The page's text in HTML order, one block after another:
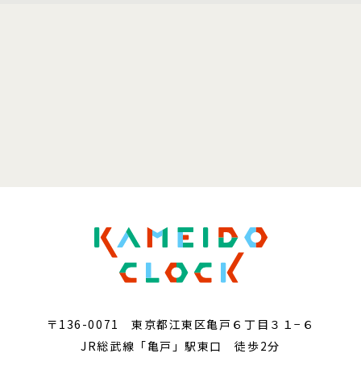
〒136-0071 東京都江東区亀戸６丁目３１−６
JR総武線「亀戸」駅東口 徒歩2分